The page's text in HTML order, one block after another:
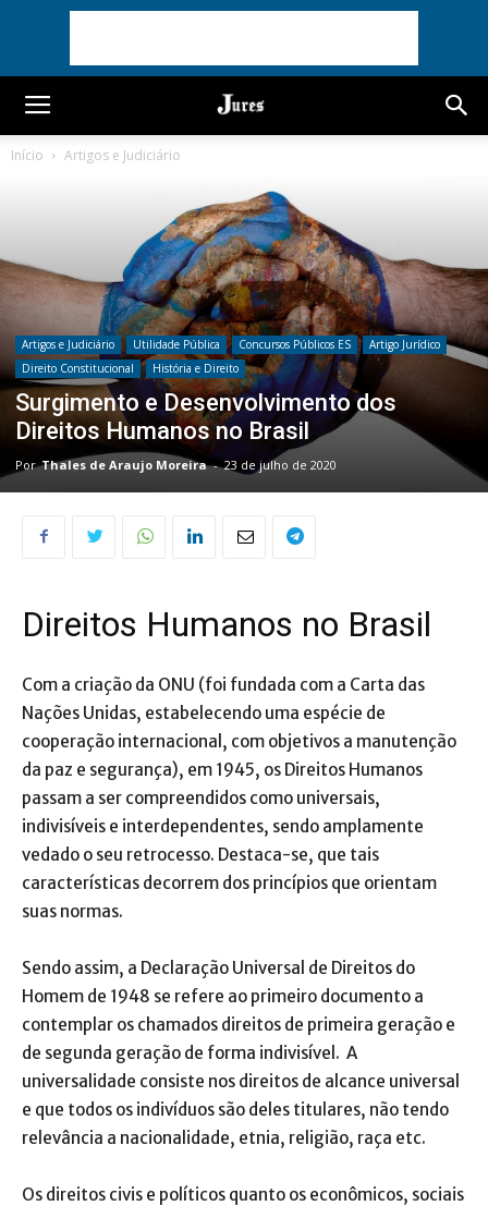
Início Artigos e Judiciário
Artigos e Judiciário Utilidade Pública Concursos Públicos ES
Artigo Jurídico
Direito Constitucional
História e Direito
Surgimento e Desenvolvimento dos
Direitos Humanos no Brasil
Por Thales de Araujo Moreira - 23 de julho de 2020
Direitos Humanos no Brasil
Com a criação da ONU (foi fundada com a Carta das
Nações Unidas, estabelecendo uma espécie de
cooperação internacional, com objetivos a manutenção
da paz e segurança), em 1945, os Direitos Humanos
passam a ser compreendidos como universais,
indivisíveis e interdependentes, sendo amplamente
vedado o seu retrocesso. Destaca-se, que tais
características decorrem dos princípios que orientam
suas normas.
Sendo assim, a Declaração Universal de Direitos do
Homem de 1948 se refere ao primeiro documento a
contemplar os chamados direitos de primeira geração e
de segunda geração de forma indivisível. A
universalidade consiste nos direitos de alcance universal
e que todos os indivíduos são deles titulares, não tendo
relevância a nacionalidade, etnia, religião, raça etc.
Os direitos civis e políticos quanto os econômicos, sociais